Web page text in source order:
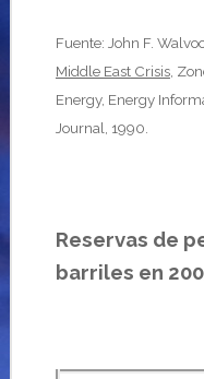
Fuente: John F.
Middle EastCrisis,
Energy, Energy
Journal, 1990.
Reservas de
barriles en